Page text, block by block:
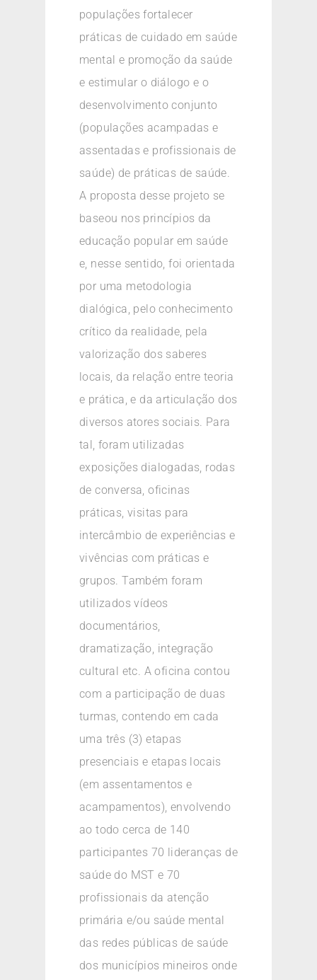
populações fortalecer
práticas de cuidado em saúde
mental e promoção da saúde
e estimular o diálogo e o
desenvolvimento conjunto
(populações acampadas e
assentadas e profissionais de
saúde) de práticas de saúde.
A proposta desse projeto se
baseou nos princípios da
educação popular em saúde
e, nesse sentido, foi orientada
por uma metodologia
dialógica, pelo conhecimento
crítico da realidade, pela
valorização dos saberes
locais, da relação entre teoria
e prática, e da articulação dos
diversos atores sociais. Para
tal, foram utilizadas
exposições dialogadas, rodas
de conversa, oficinas
práticas, visitas para
intercâmbio de experiências e
vivências com práticas e
grupos. Também foram
utilizados vídeos
documentários,
dramatização, integração
cultural etc. A oficina contou
com a participação de duas
turmas, contendo em cada
uma três (3) etapas
presenciais e etapas locais
(em assentamentos e
acampamentos), envolvendo
ao todo cerca de 140
participantes 70 lideranças de
saúde do MST e 70
profissionais da atenção
primária e/ou saúde mental
das redes públicas de saúde
dos municípios mineiros onde